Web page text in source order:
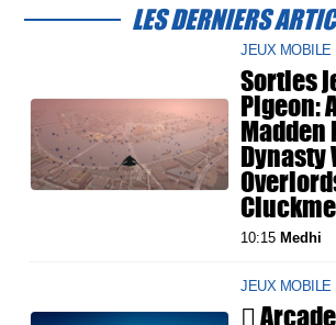
LES DERNIERS
JEUX MOBILE
Sorties
Pigeon:
Madden
10:15 Medhi
JEUX MOBILE
